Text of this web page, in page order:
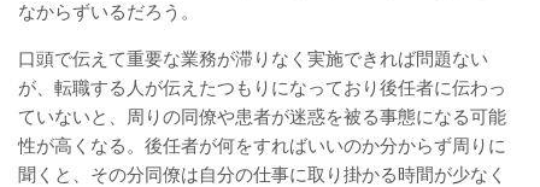
なからずいるだろう。
口頭で伝えて重要な業務が滞りなく実施できれば問題ない
が、転職する人が伝えたつもりになっており後任者に伝わっ
ていないと、周りの同僚や患者が迷惑を被る事態になる可能
性が高くなる。後任者が何をすればいいのか分からず周りに
聞くと、その分同僚は自分の仕事に取り掛かる時間が少なく